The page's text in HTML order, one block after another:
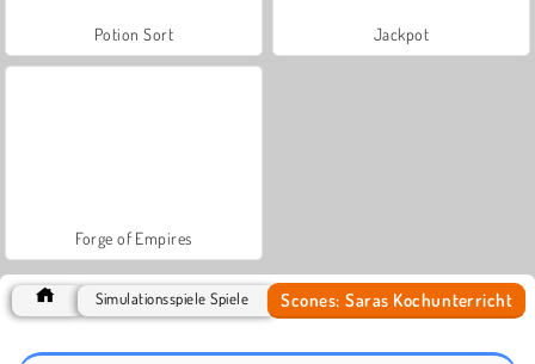
Potion Sort Jackpot
Forge of Empires
Simulationsspiele Spiele Scones: Saras Kochunterricht